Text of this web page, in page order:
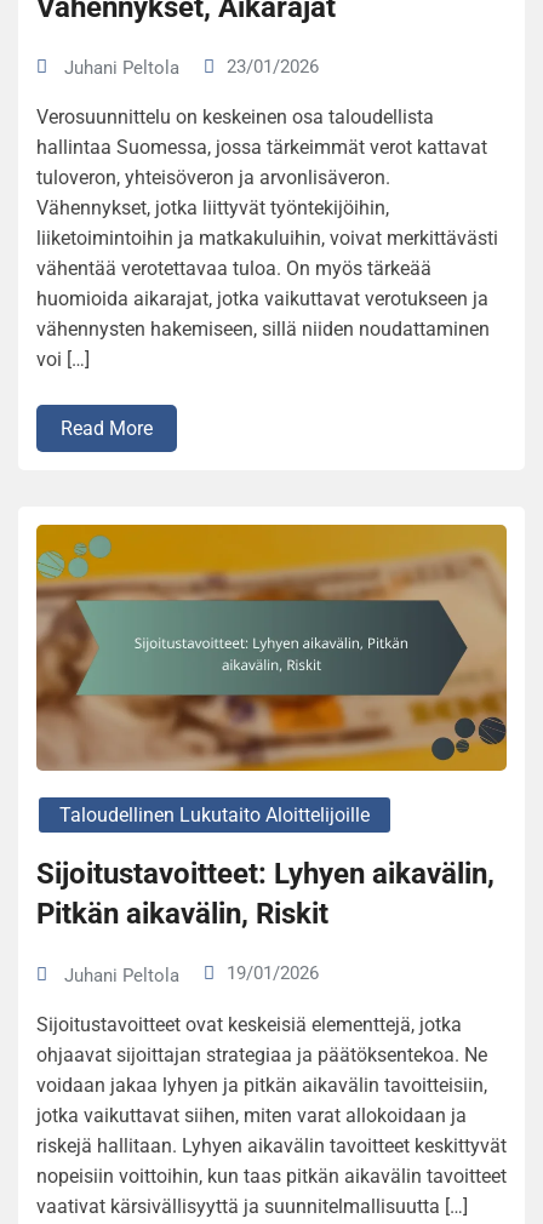
Vähennykset, Aikarajat
Juhani Peltola 23/01/2026
Verosuunnittelu on keskeinen osa taloudellista
hallintaa Suomessa, jossa tärkeimmät verot kattavat
tuloveron, yhteisöveron ja arvonlisäveron.
Vähennykset, jotka liittyvät työntekijöihin,
liiketoimintoihin ja matkakuluihin, voivat merkittävästi
vähentää verotettavaa tuloa. On myös tärkeää
huomioida aikarajat, jotka vaikuttavat verotukseen ja
vähennysten hakemiseen, sillä niiden noudattaminen
voi […]
Read More
Taloudellinen Lukutaito Aloittelijoille
Sijoitustavoitteet: Lyhyen aikavälin,
Pitkän aikavälin, Riskit
Juhani Peltola 19/01/2026
Sijoitustavoitteet ovat keskeisiä elementtejä, jotka
ohjaavat sijoittajan strategiaa ja päätöksentekoa. Ne
voidaan jakaa lyhyen ja pitkän aikavälin tavoitteisiin,
jotka vaikuttavat siihen, miten varat allokoidaan ja
riskejä hallitaan. Lyhyen aikavälin tavoitteet keskittyvät
nopeisiin voittoihin, kun taas pitkän aikavälin tavoitteet
vaativat kärsivällisyyttä ja suunnitelmallisuutta […]